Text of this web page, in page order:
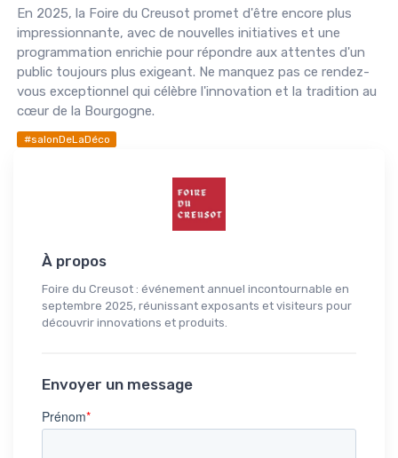
En 2025, la Foire du Creusot promet d'être encore plus
impressionnante, avec de nouvelles initiatives et une
programmation enrichie pour répondre aux attentes d'un
public toujours plus exigeant. Ne manquez pas ce rendez-
vous exceptionnel qui célèbre l'innovation et la tradition au
cœur de la Bourgogne.
#salonDeLaDéco
À propos
Foire du Creusot : événement annuel incontournable en
septembre 2025, réunissant exposants et visiteurs pour
découvrir innovations et produits.
Envoyer un message